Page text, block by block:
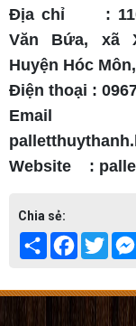
Địa chỉ :
Văn Bứa, xã
Huyện Hóc
Điện thoại :
Website :
Chia sẻ:
Share Facebook